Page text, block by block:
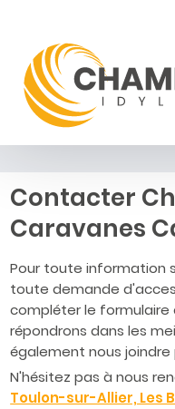
Contacter
Caravanes
Pour toute information
toute demande
compléter le formulaire
répondrons dans les
également nous
N'hésitez pas à nous
Toulon-sur-Allier, Les